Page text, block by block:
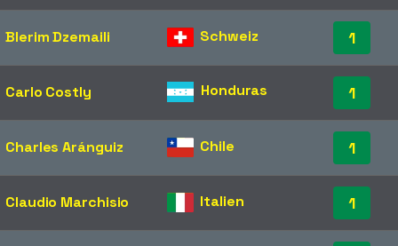
Blerim Dzemaili Schweiz 1
Carlo Costly Honduras 1
Charles Aránguiz Chile 1
Claudio Marchisio Italien 1